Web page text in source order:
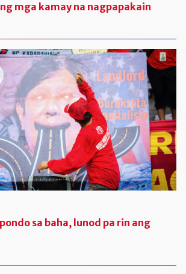
mga kamay na nagpapakain
sa baha, lunod pa rin ang